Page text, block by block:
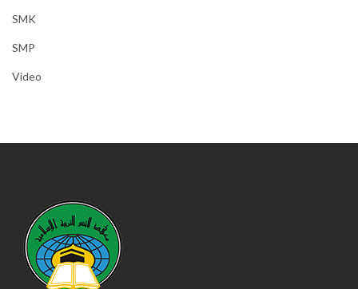
SMK
SMP
Video